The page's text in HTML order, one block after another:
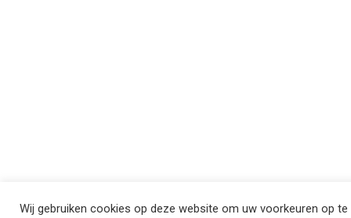
Wij gebruiken cookies op deze website om uw voorkeuren op te